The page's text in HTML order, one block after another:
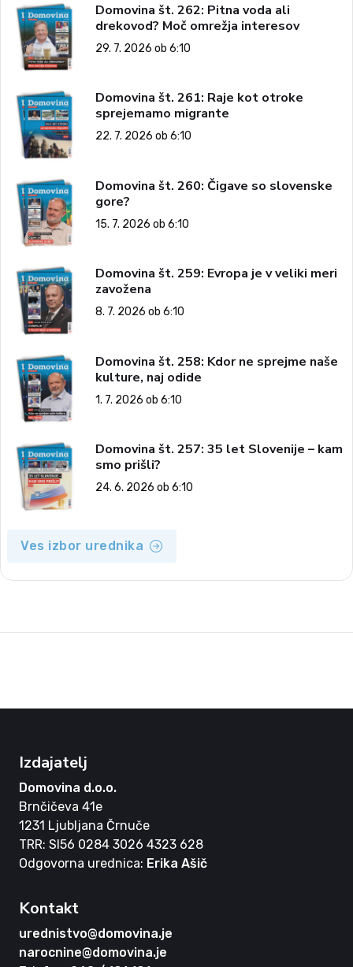
Domovina št. 262: Pitna voda ali
drekovod? Moč omrežja interesov
29. 7. 2026 ob 6:10
Domovina št. 261: Raje kot otroke
sprejemamo migrante
22. 7. 2026 ob 6:10
Domovina št. 260: Čigave so slovenske
gore?
15. 7. 2026 ob 6:10
Domovina št. 259: Evropa je v veliki meri
zavožena
8. 7. 2026 ob 6:10
Domovina št. 258: Kdor ne sprejme naše
kulture, naj odide
1. 7. 2026 ob 6:10
Domovina št. 257: 35 let Slovenije – kam
smo prišli?
24. 6. 2026 ob 6:10
Ves izbor urednika
Izdajatelj
Domovina d.o.o.
Brnčičeva 41e
1231 Ljubljana Črnuče
TRR: SI56 0284 3026 4323 628
Odgovorna urednica: Erika Ašič
Kontakt
urednistvo@domovina.je
narocnine@domovina.je